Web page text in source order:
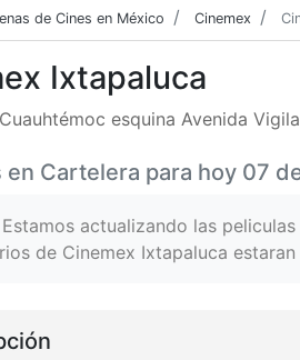
de Cines en México Cinemex
Ixtapaluca
esquina Avenida
en Cartelera para hoy 07
Estamos actualizando las
de Cinemex Ixtapaluca